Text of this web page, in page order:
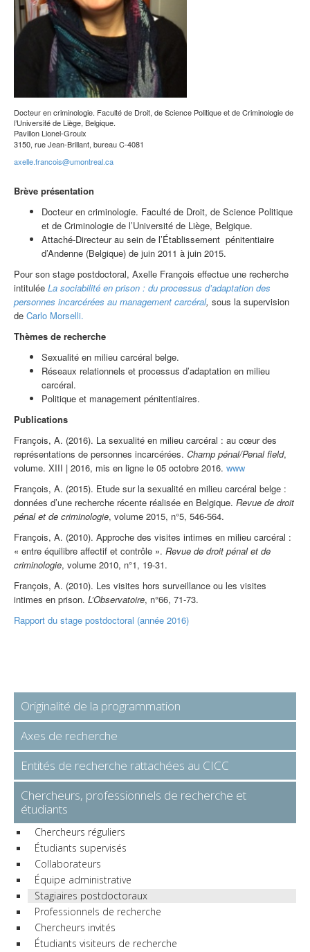
Docteur en criminologie. Faculté de Droit, de Science Politique et de Criminologie de
l’Université de Liège, Belgique.
Pavillon Lionel-Groulx
3150, rue Jean-Brillant, bureau C-4081
axelle.francois@umontreal.ca
Brève présentation
Docteur en criminologie. Faculté de Droit, de Science Politique
et de Criminologie de l’Université de Liège, Belgique.
Attaché-Directeur au sein de l’Établissement pénitentiaire
d’Andenne (Belgique) de juin 2011 à juin 2015.
Pour son stage postdoctoral, Axelle François effectue une recherche
intitulée La sociabilité en prison : du processus d’adaptation des
personnes incarcérées au management carcéral, sous la supervision
de Carlo Morselli.
Thèmes de recherche
Sexualité en milieu carcéral belge.
Réseaux relationnels et processus d’adaptation en milieu
carcéral.
Politique et management pénitentiaires.
Publications
François, A. (2016). La sexualité en milieu carcéral : au cœur des
représentations de personnes incarcérées. Champ pénal/Penal field,
volume. XIII | 2016, mis en ligne le 05 octobre 2016. www
François, A. (2015). Etude sur la sexualité en milieu carcéral belge :
données d’une recherche récente réalisée en Belgique. Revue de droit
pénal et de criminologie, volume 2015, n°5, 546-564.
François, A. (2010). Approche des visites intimes en milieu carcéral :
« entre équilibre affectif et contrôle ». Revue de droit pénal et de
criminologie, volume 2010, n°1, 19-31.
François, A. (2010). Les visites hors surveillance ou les visites
intimes en prison. L’Observatoire, n°66, 71-73.
Rapport du stage postdoctoral (année 2016)
Originalité de la programmation
Axes de recherche
Entités de recherche rattachées au CICC
Chercheurs, professionnels de recherche et
étudiants
Chercheurs réguliers
Étudiants supervisés
Collaborateurs
Équipe administrative
Stagiaires postdoctoraux
Professionnels de recherche
Chercheurs invités
Étudiants visiteurs de recherche